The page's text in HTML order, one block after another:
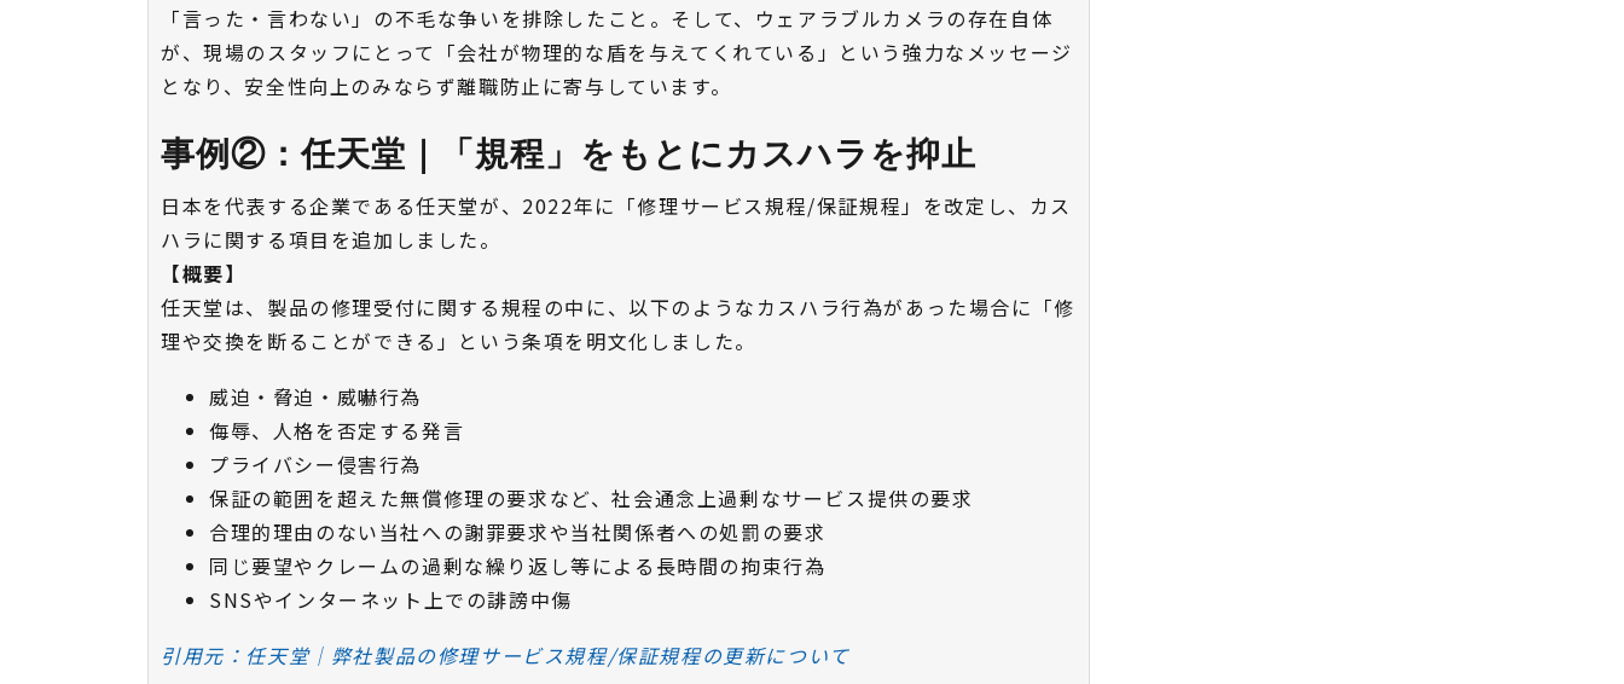
「言った・言わない」の不毛な争いを排除したこと。そして、ウェアラブルカメラの存在自体
が、現場のスタッフにとって「会社が物理的な盾を与えてくれている」という強力なメッセージ
となり、安全性向上のみならず離職防止に寄与しています。
事例②：任天堂｜「規程」をもとにカスハラを抑止
日本を代表する企業である任天堂が、2022年に「修理サービス規程/保証規程」を改定し、カス
ハラに関する項目を追加しました。
【概要】
任天堂は、製品の修理受付に関する規程の中に、以下のようなカスハラ行為があった場合に「修
理や交換を断ることができる」という条項を明文化しました。
威迫・脅迫・威嚇行為
侮辱、人格を否定する発言
プライバシー侵害行為
保証の範囲を超えた無償修理の要求など、社会通念上過剰なサービス提供の要求
合理的理由のない当社への謝罪要求や当社関係者への処罰の要求
同じ要望やクレームの過剰な繰り返し等による長時間の拘束行為
SNSやインターネット上での誹謗中傷
引用元：任天堂｜弊社製品の修理サービス規程/保証規程の更新について